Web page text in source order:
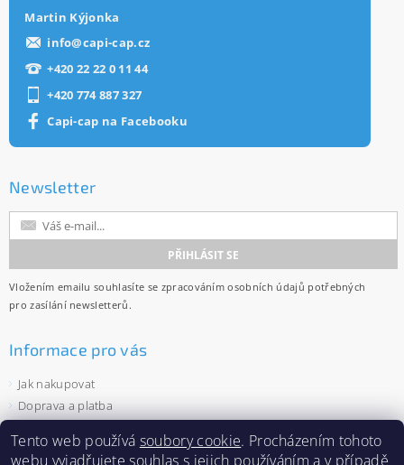
Martin Kýjonka
info@capi-cap.cz
+420 22 22 0 11 44
+420 774 887 327
Capi-cap na Facebooku
Newsletter
Vložením emailu souhlasíte se zpracováním osobních údajů potřebných
pro zasílání newsletterů.
Informace pro vás
Jak nakupovat
Doprava a platba
Ochrana osobních údajů
Tento web používá soubory cookie. Procházením tohoto
webu vyjadřujete souhlas s jejich používáním a v případě